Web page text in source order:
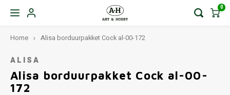
0
Home Alisa borduurpakket Cock al-00-172
ALISA
Alisa borduurpakket Cock al-00-
172